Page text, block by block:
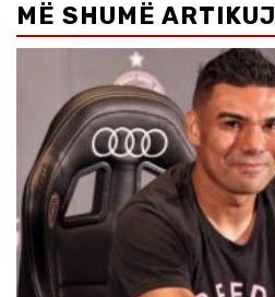
MË SHUMË ARTIKUJ